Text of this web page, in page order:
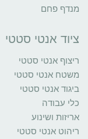
מנדף פחם
ציוד אנטי סטטי
ריצוף אנטי סטטי
משטח אנטי סטטי
ביגוד אנטי סטטי
כלי עבודה
אריזות ושינוע
ריהוט אנטי סטטי